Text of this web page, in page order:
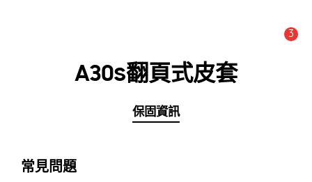
3
A30s翻頁式皮套
保固資訊
常見問題